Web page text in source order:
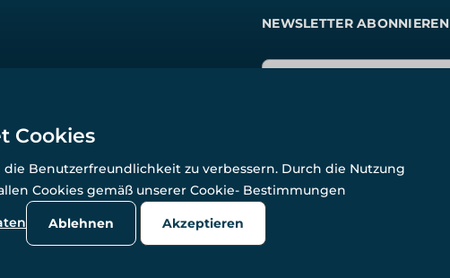
NEWSLETTER ABONNIEREN
© Alle Rechte vorbehalten. www.wulflund.de 2007-2026.
Powered by
Simplia.cz , protected by reCAPTCHA.
Cookies
Benutzerfreundlichkeit zu verbessern. Durch die Nutzung
Cookies gemäß unserer Cookie- Bestimmungen
Ablehnen Akzeptieren